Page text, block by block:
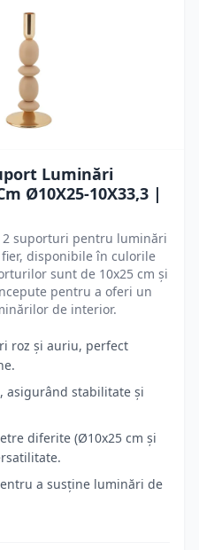
Luminări
Ø10X25-10X33,3 |
suporturi pentru luminări
disponibile în culorile
sunt de 10x25 cm și
pentru a oferi un
de interior.
roz și auriu, perfect
asigurând stabilitate și
diferite (Ø10x25 cm și
a susține luminări de